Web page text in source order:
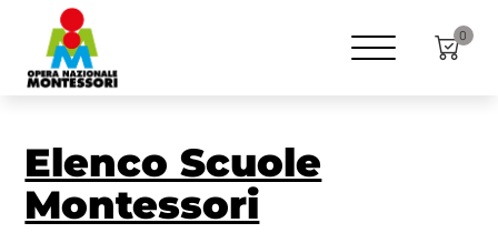
0
Elenco Scuole
Montessori